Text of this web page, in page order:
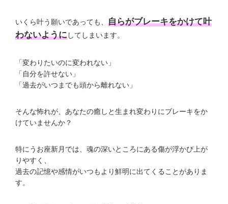
いくら叶う願いであっても、 自らがブレーキをかけて叶
わないようにしてしまいます。
「変わりたいのに変われない」
「自分を許せない」
「過去がいつまでも頭から離れない」
そんな怖れが、あなたの癒しと生まれ変わりにブレーキをか
けていませんか？
特にうお座新月では、魂の深いところにある傷が浮かび上が
りやすく、
過去の記憶や感情がいつもより鮮明に出てくることがありま
す。